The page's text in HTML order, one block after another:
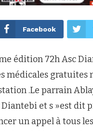
Facebook
édition 72h Asc
médicales gratuites
.Le parrain
et s »est dit
un appel à tous